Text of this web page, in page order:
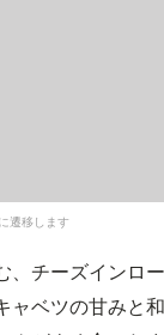
遷移します
、チーズインロ
ャベツの甘みと